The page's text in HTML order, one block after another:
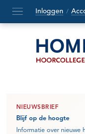
Hoofdmenu
openen
Inloggen /
NIEUWSBRIEF
Blijf op de hoogte
Informatie over nieuwe